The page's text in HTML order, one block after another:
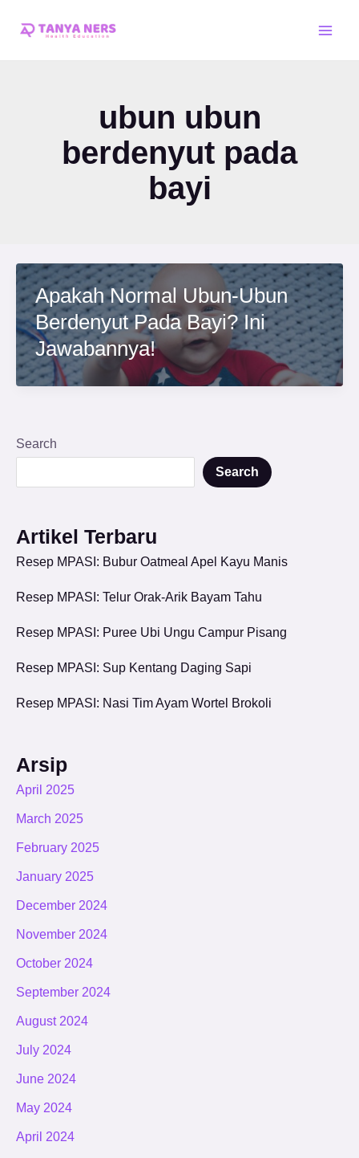
ubun ubun
berdenyut pada
bayi
Apakah Normal Ubun-Ubun
Berdenyut Pada Bayi? Ini
Jawabannya!
Search
Search
Artikel Terbaru
Resep MPASI: Bubur Oatmeal Apel Kayu Manis
Resep MPASI: Telur Orak-Arik Bayam Tahu
Resep MPASI: Puree Ubi Ungu Campur Pisang
Resep MPASI: Sup Kentang Daging Sapi
Resep MPASI: Nasi Tim Ayam Wortel Brokoli
Arsip
April 2025
March 2025
February 2025
January 2025
December 2024
November 2024
October 2024
September 2024
August 2024
July 2024
June 2024
May 2024
April 2024